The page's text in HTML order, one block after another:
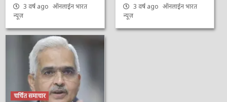
3 वर्ष ago ऑनलाईन भारत
न्यूज़
3 वर्ष ago ऑनलाईन भारत
न्यूज़
चर्चित समाचार